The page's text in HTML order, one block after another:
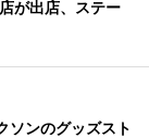
が出店、ステー
ソンのグッズスト